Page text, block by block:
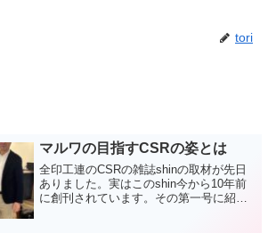
tori
マルワの目指すCSRの姿とは
全印工連のCSRの雑誌shinの取材が先日
ありました。実はこのshin今から10年前
に創刊されています。その第一号に紹介